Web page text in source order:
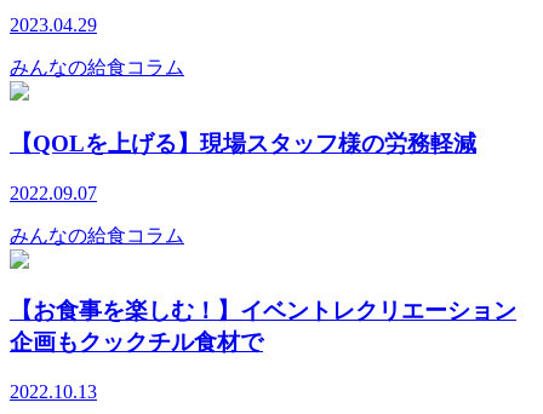
2023.04.29
みんなの給食コラム
【QOLを上げる】現場スタッフ様の労務軽減
2022.09.07
みんなの給食コラム
【お食事を楽しむ！】イベントレクリエーション
企画もクックチル食材で
2022.10.13